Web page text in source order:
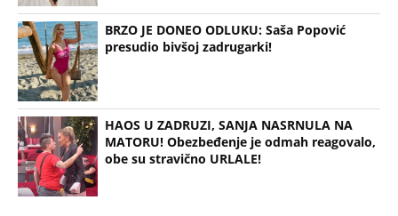
BRZO JE DONEO ODLUKU: Saša Popović
presudio bivšoj zadrugarki!
HAOS U ZADRUZI, SANJA NASRNULA NA
MATORU! Obezbeđenje je odmah reagovalo,
obe su stravično URLALE!